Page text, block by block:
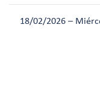
18/02/2026 –